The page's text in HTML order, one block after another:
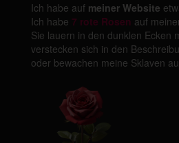
Ich habe auf meiner Website
Ich habe 7 rote Rosen auf
Sie lauern in den dunklen Ecken
verstecken sich in den
oder bewachen meine Sklaven